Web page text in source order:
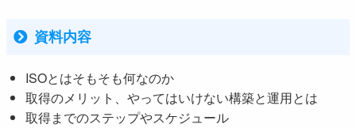
資料内容
ISOとはそもそも何なのか
取得のメリット、やってはいけない構築と運用とは
取得までのステップやスケジュール